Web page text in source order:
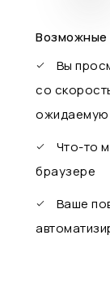
Возможные
Вы
со
ожидаемую
Что-то
браузере
Ваше